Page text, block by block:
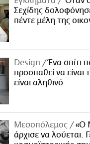
Σεχίδης
πέντε μέλη της
Design
Ένα σπίτι
προσπαθεί να είναι
είναι αληθινό
Μεσοπόλεμος
«Ο
άρχισε να λούεται.